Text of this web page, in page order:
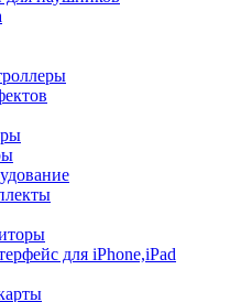
для iPhone,iPad